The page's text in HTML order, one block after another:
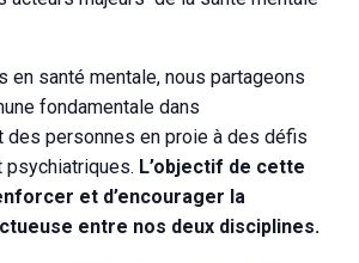
en santé mentale, nous partageons
fondamentale dans
des personnes en proie à des défis
L’objectif de cette
et d’encourager la
entre nos deux disciplines.